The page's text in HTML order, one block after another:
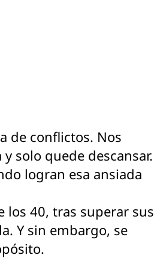
de conflictos. Nos
solo quede descansar.
logran esa ansiada
los 40, tras superar sus
Y sin embargo, se